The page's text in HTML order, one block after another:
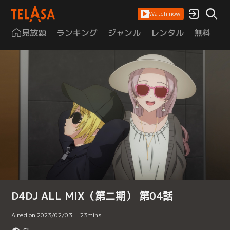
Watch now
見放題 ランキング ジャンル レンタル 無料
D4DJ ALL MIX（第二期） 第04話
Aired on 2023/02/03 23mins